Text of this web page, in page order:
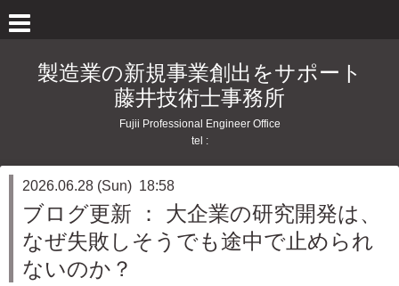
製造業の新規事業創出をサポート
藤井技術士事務所
Fujii Professional Engineer Office
tel :
2026.06.28 (Sun) 18:58
ブログ更新 ： 大企業の研究開発は、
なぜ失敗しそうでも途中で止められ
ないのか？